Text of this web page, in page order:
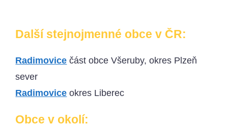
Další stejnojmenné obce v ČR:
Radimovice část obce Všeruby, okres Plzeň
sever
Radimovice okres Liberec
Obce v okolí: